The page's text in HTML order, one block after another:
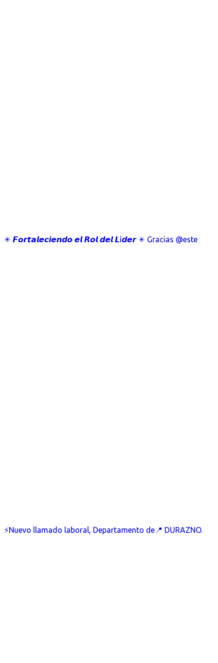
✴️ 𝙁𝙤𝙧𝙩𝙖𝙡𝙚𝙘𝙞𝙚𝙣𝙙𝙤 𝙚𝙡 𝙍𝙤𝙡 𝙙𝙚𝙡 𝙇í𝙙𝙚𝙧 ✴️ Gracias @este
⚡Nuevo llamado laboral, Departamento de📍 DURAZNO.